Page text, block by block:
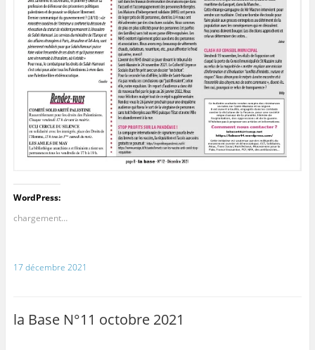
WordPress:
chargement…
17 décembre 2021
la Base N°11 octobre 2021